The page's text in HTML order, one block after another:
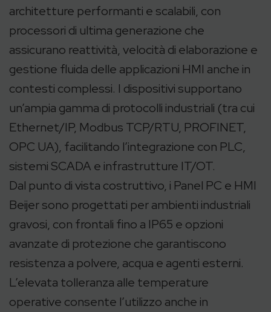
architetture performanti e scalabili, con
processori di ultima generazione che
assicurano reattività, velocità di elaborazione e
gestione fluida delle applicazioni HMI anche in
contesti complessi. I dispositivi supportano
un’ampia gamma di protocolli industriali (tra cui
Ethernet/IP, Modbus TCP/RTU, PROFINET,
OPC UA), facilitando l’integrazione con PLC,
sistemi SCADA e infrastrutture IT/OT.
Dal punto di vista costruttivo, i Panel PC e HMI
Beijer sono progettati per ambienti industriali
gravosi, con frontali fino a IP65 e opzioni
avanzate di protezione che garantiscono
resistenza a polvere, acqua e agenti esterni.
L’elevata tolleranza alle temperature
operative consente l’utilizzo anche in